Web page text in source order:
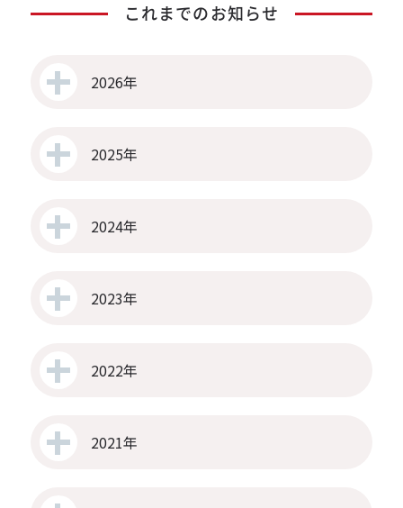
これまでのお知らせ
2026年
2025年
2024年
2023年
2022年
2021年